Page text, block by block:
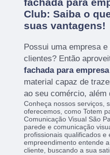
Club: Saiba o
suas vantagens!
Possui uma empresa
clientes? Então
fachada para
material capaz de
ao seu comércio,
Conheça nossos serviços,
oferecemos, como Totem
Comunicação Visual São
parede e comunicação
profissionais qualificados e
empreendimento entende
cliente, buscando a sua